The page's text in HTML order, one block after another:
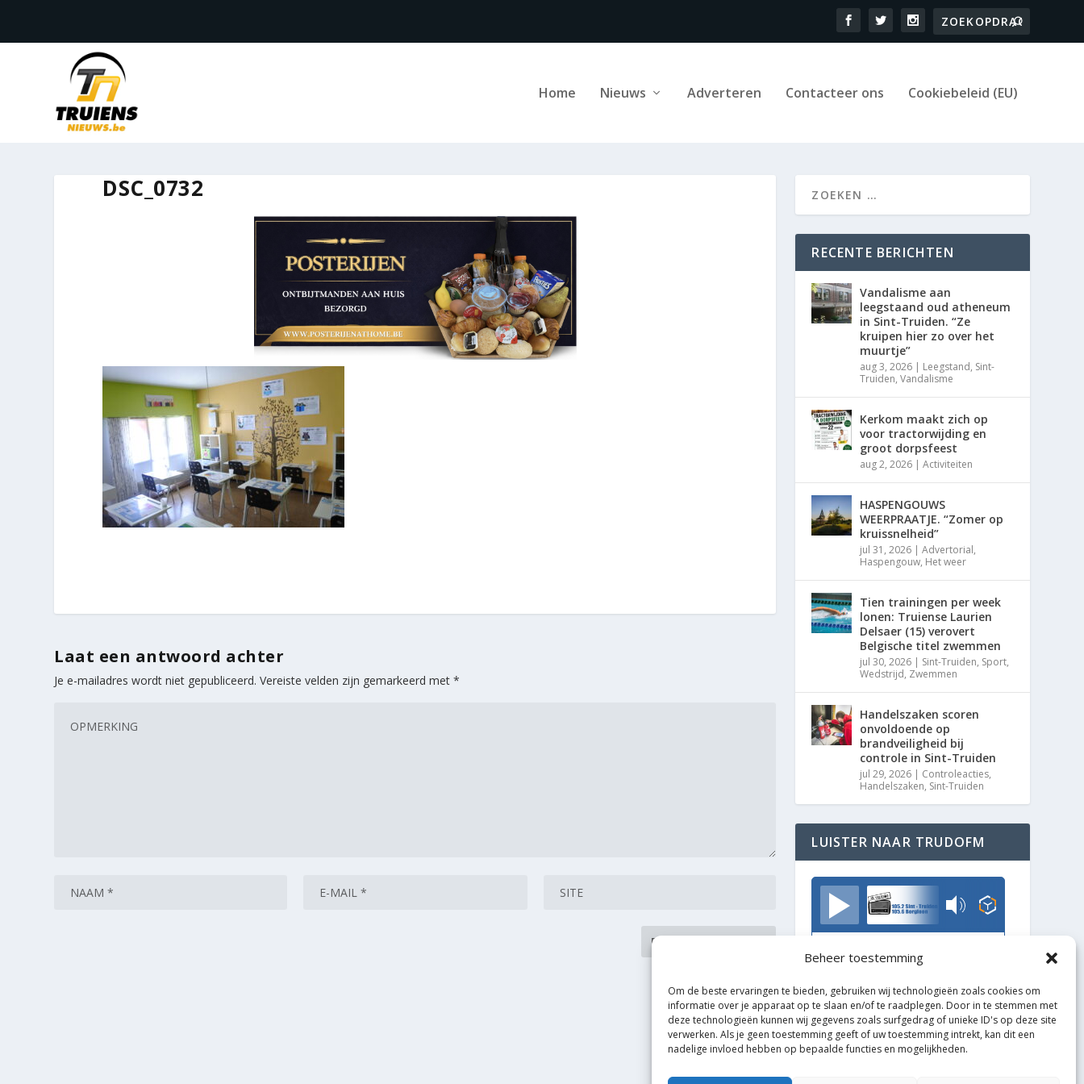
Beheer toestemming
Om de beste ervaringen te bieden, gebruiken wij technologieën zoals cookies om
informatie over je apparaat op te slaan en/of te raadplegen. Door in te stemmen met
deze technologieën kunnen wij gegevens zoals surfgedrag of unieke ID's op deze site
verwerken. Als je geen toestemming geeft of uw toestemming intrekt, kan dit een
nadelige invloed hebben op bepaalde functies en mogelijkheden.
Home Nieuws Adverteren Contacteer ons Cookiebeleid (EU)
DSC_0732
Laat een antwoord achter
Je e-mailadres wordt niet gepubliceerd. Vereiste velden zijn gemarkeerd met*
RECENTE BERICHTEN
Vandalisme aan
leegstaand oud atheneum
in Sint-Truiden. “Ze
kruipen hier zo over het
muurtje”
aug 3, 2026 | Leegstand, Sint-
Truiden,Vandalisme
Kerkom maakt zich op
voor tractorwijding en
groot dorpsfeest
aug 2, 2026 |Activiteiten
HASPENGOUWS
WEERPRAATJE. “Zomer op
kruissnelheid”
jul 31, 2026 |Advertorial,
Haspengouw, Het weer
Tien trainingen per week
lonen: Truiense Laurien
Delsaer (15) verovert
Belgische titel zwemmen
jul 30, 2026 | Sint-Truiden, Sport,
Wedstrijd, Zwemmen
Handelszaken scoren
onvoldoende op
brandveiligheid bij
controle in Sint-Truiden
jul 29, 2026 | Controleacties,
Handelszaken, Sint-Truiden
LUISTER NAAR TRUDOFM
TrudoFM